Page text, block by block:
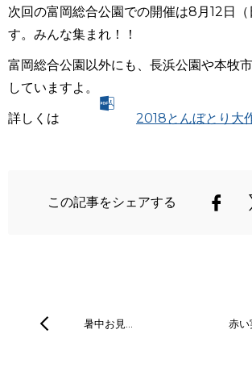
次回の富岡総合公園での開催は8月12日
す。みんな集まれ！！
富岡総合公園以外にも、長浜公園や本牧
していますよ。
詳しくは
2018とんぼとり大
この記事をシェアする
暑中お見… 赤い